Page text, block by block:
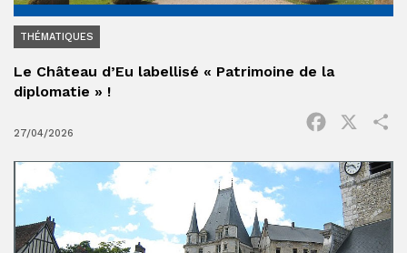
THÉMATIQUES
Le Château d’Eu labellisé « Patrimoine de la
diplomatie » !
27/04/2026
Facebook